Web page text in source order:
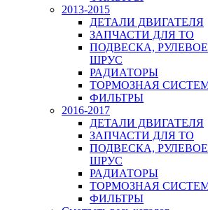
2013-2015
ДЕТАЛИ ДВИГАТЕЛЯ
ЗАПЧАСТИ ДЛЯ ТО
ПОДВЕСКА,
ШРУС
РАДИАТОРЫ
ТОРМОЗНАЯ
ФИЛЬТРЫ
2016-2017
ДЕТАЛИ ДВИГАТЕЛЯ
ЗАПЧАСТИ ДЛЯ ТО
ПОДВЕСКА,
ШРУС
РАДИАТОРЫ
ТОРМОЗНАЯ
ФИЛЬТРЫ